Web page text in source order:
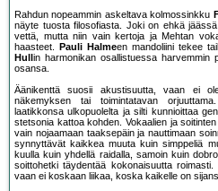
Rahdun nopeammin askeltava kolmossinkku
näyte tuosta filosofiasta. Joki on ehkä
vettä, mutta niin vain kertoja ja Mehtan
haasteet.
Pauli Halmeen mandoliini tekee
Hull in harmonikan osallistuessa harvemmin
osansa.
Äänikenttä suosii akustisuutta, vaan ei
näkemyksen tai toimintatavan
laatikkonsa ulkopuolelta ja silti kunnioittaa
stetsonia kattoa kohden. Vokaalien ja
vain nojaamaan taaksepäin ja nauttimaan
synnyttävät kaikkea muuta kuin simppeliä
kuulla kuin yhdellä raidalla, samoin kuin
soittohetki täydentää kokonaisuutta
vaan ei koskaan liikaa, koska kaikelle on